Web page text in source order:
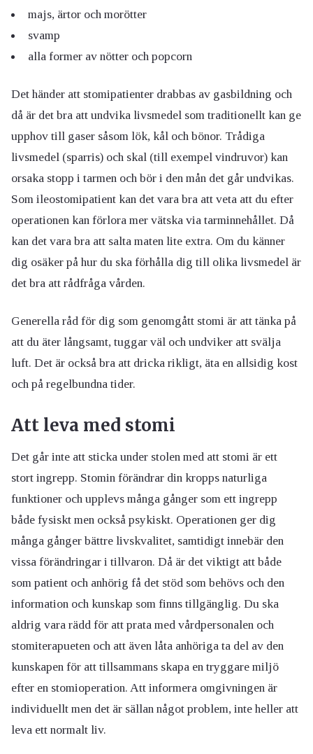
majs, ärtor och morötter
svamp
alla former av nötter och popcorn
Det händer att stomipatienter drabbas av gasbildning och
då är det bra att undvika livsmedel som traditionellt kan ge
upphov till gaser såsom lök, kål och bönor. Trådiga
livsmedel (sparris) och skal (till exempel vindruvor) kan
orsaka stopp i tarmen och bör i den mån det går undvikas.
Som ileostomipatient kan det vara bra att veta att du efter
operationen kan förlora mer vätska via tarminnehållet. Då
kan det vara bra att salta maten lite extra. Om du känner
dig osäker på hur du ska förhålla dig till olika livsmedel är
det bra att rådfråga vården.
Generella råd för dig som genomgått stomi är att tänka på
att du äter långsamt, tuggar väl och undviker att svälja
luft. Det är också bra att dricka rikligt, äta en allsidig kost
och på regelbundna tider.
Att leva med stomi
Det går inte att sticka under stolen med att stomi är ett
stort ingrepp. Stomin förändrar din kropps naturliga
funktioner och upplevs många gånger som ett ingrepp
både fysiskt men också psykiskt. Operationen ger dig
många gånger bättre livskvalitet, samtidigt innebär den
vissa förändringar i tillvaron. Då är det viktigt att både
som patient och anhörig få det stöd som behövs och den
information och kunskap som finns tillgänglig. Du ska
aldrig vara rädd för att prata med vårdpersonalen och
stomiterapueten och att även låta anhöriga ta del av den
kunskapen för att tillsammans skapa en tryggare miljö
efter en stomioperation. Att informera omgivningen är
individuellt men det är sällan något problem, inte heller att
leva ett normalt liv.